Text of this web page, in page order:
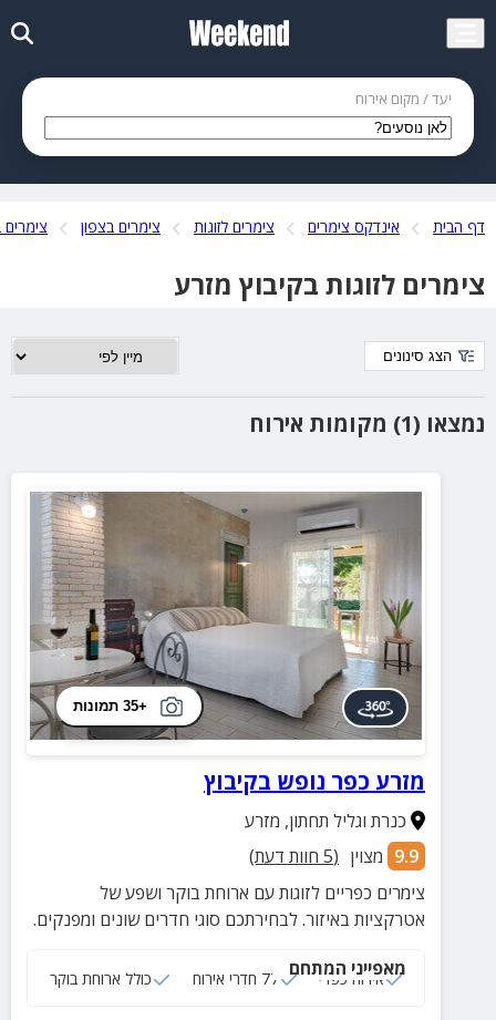
יעד / מקום אירוח
דף הבית אינדקס צימרים צימרים לזוגות צימרים בצפון צימרים
צימרים לזוגות בקיבוץ מזרע
נמצאו (1) מקומות אירוח
הצג סינונים
+35 תמונות
מזרע כפר נופש בקיבוץ
כנרת וגליל תחתון, מזרע
9.9 מצוין (
5 חוות דעת)
צימרים כפריים לזוגות עם ארוחת בוקר ושפע של
אטרקציות באיזור. לבחירתכם סוגי חדרים שונים ומפנקים.
מאפייני המתחם
אירוח כפרי 77 חדרי אירוח כולל ארוחת בוקר